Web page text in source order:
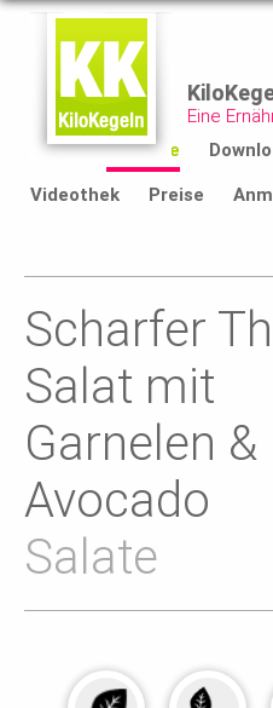
Eine
Start
Rezepte
Videothek Preise
Scharfer
Salat mit
Garnelen &
Avocado
Salate